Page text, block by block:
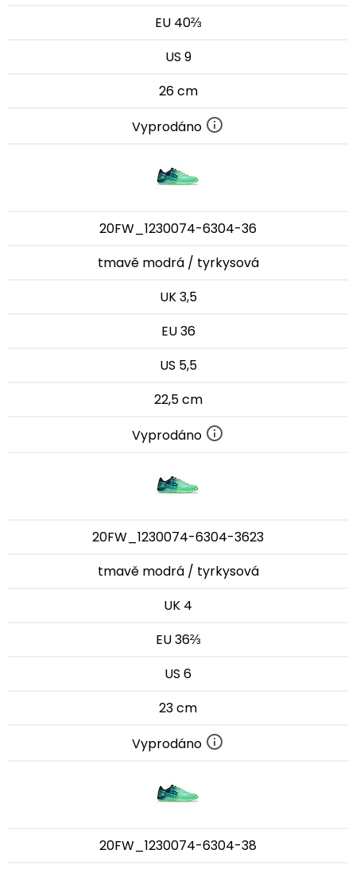
EU 40⅔
US 9
26 cm
Vyprodáno
20FW_1230074-6304-36
tmavě modrá / tyrkysová
UK 3,5
EU 36
US 5,5
22,5 cm
Vyprodáno
20FW_1230074-6304-3623
tmavě modrá / tyrkysová
UK 4
EU 36⅔
US 6
23 cm
Vyprodáno
20FW_1230074-6304-38